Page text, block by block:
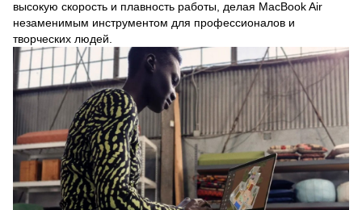
высокую скорость и плавность работы, делая MacBook Air
незаменимым инструментом для профессионалов и
творческих людей.